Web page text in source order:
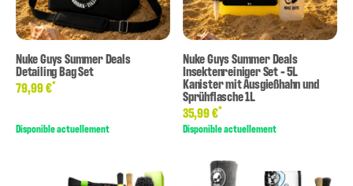
Nuke Guys Summer Deals
Detailing Bag Set
79,99 €*
Disponible actuellement
Nuke Guys Summer Deals
Insektenreiniger Set - 5L
Kanister mit Ausgießhahn und
Sprühflasche 1L
35,99 €*
Disponible actuellement